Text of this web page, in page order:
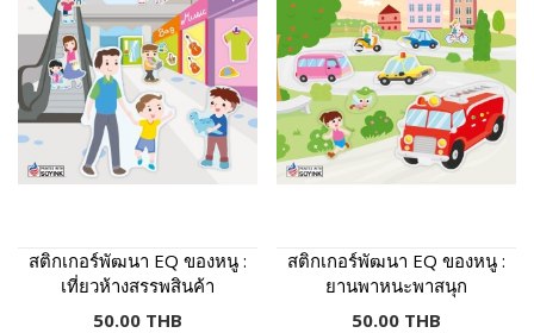
สติกเกอร์พัฒนา EQ ของหนู :
เที่ยวห้างสรรพสินค้า
50.00 THB
สติกเกอร์พัฒนา EQ ของหนู :
ยานพาหนะพาสนุก
50.00 THB